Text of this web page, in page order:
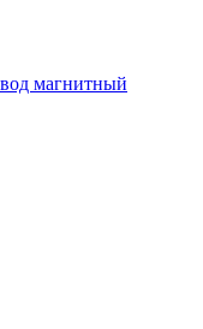
магнитный